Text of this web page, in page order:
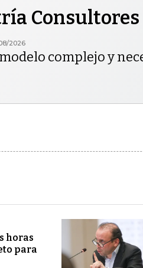
Consultores
2026
complejo y
horas
para